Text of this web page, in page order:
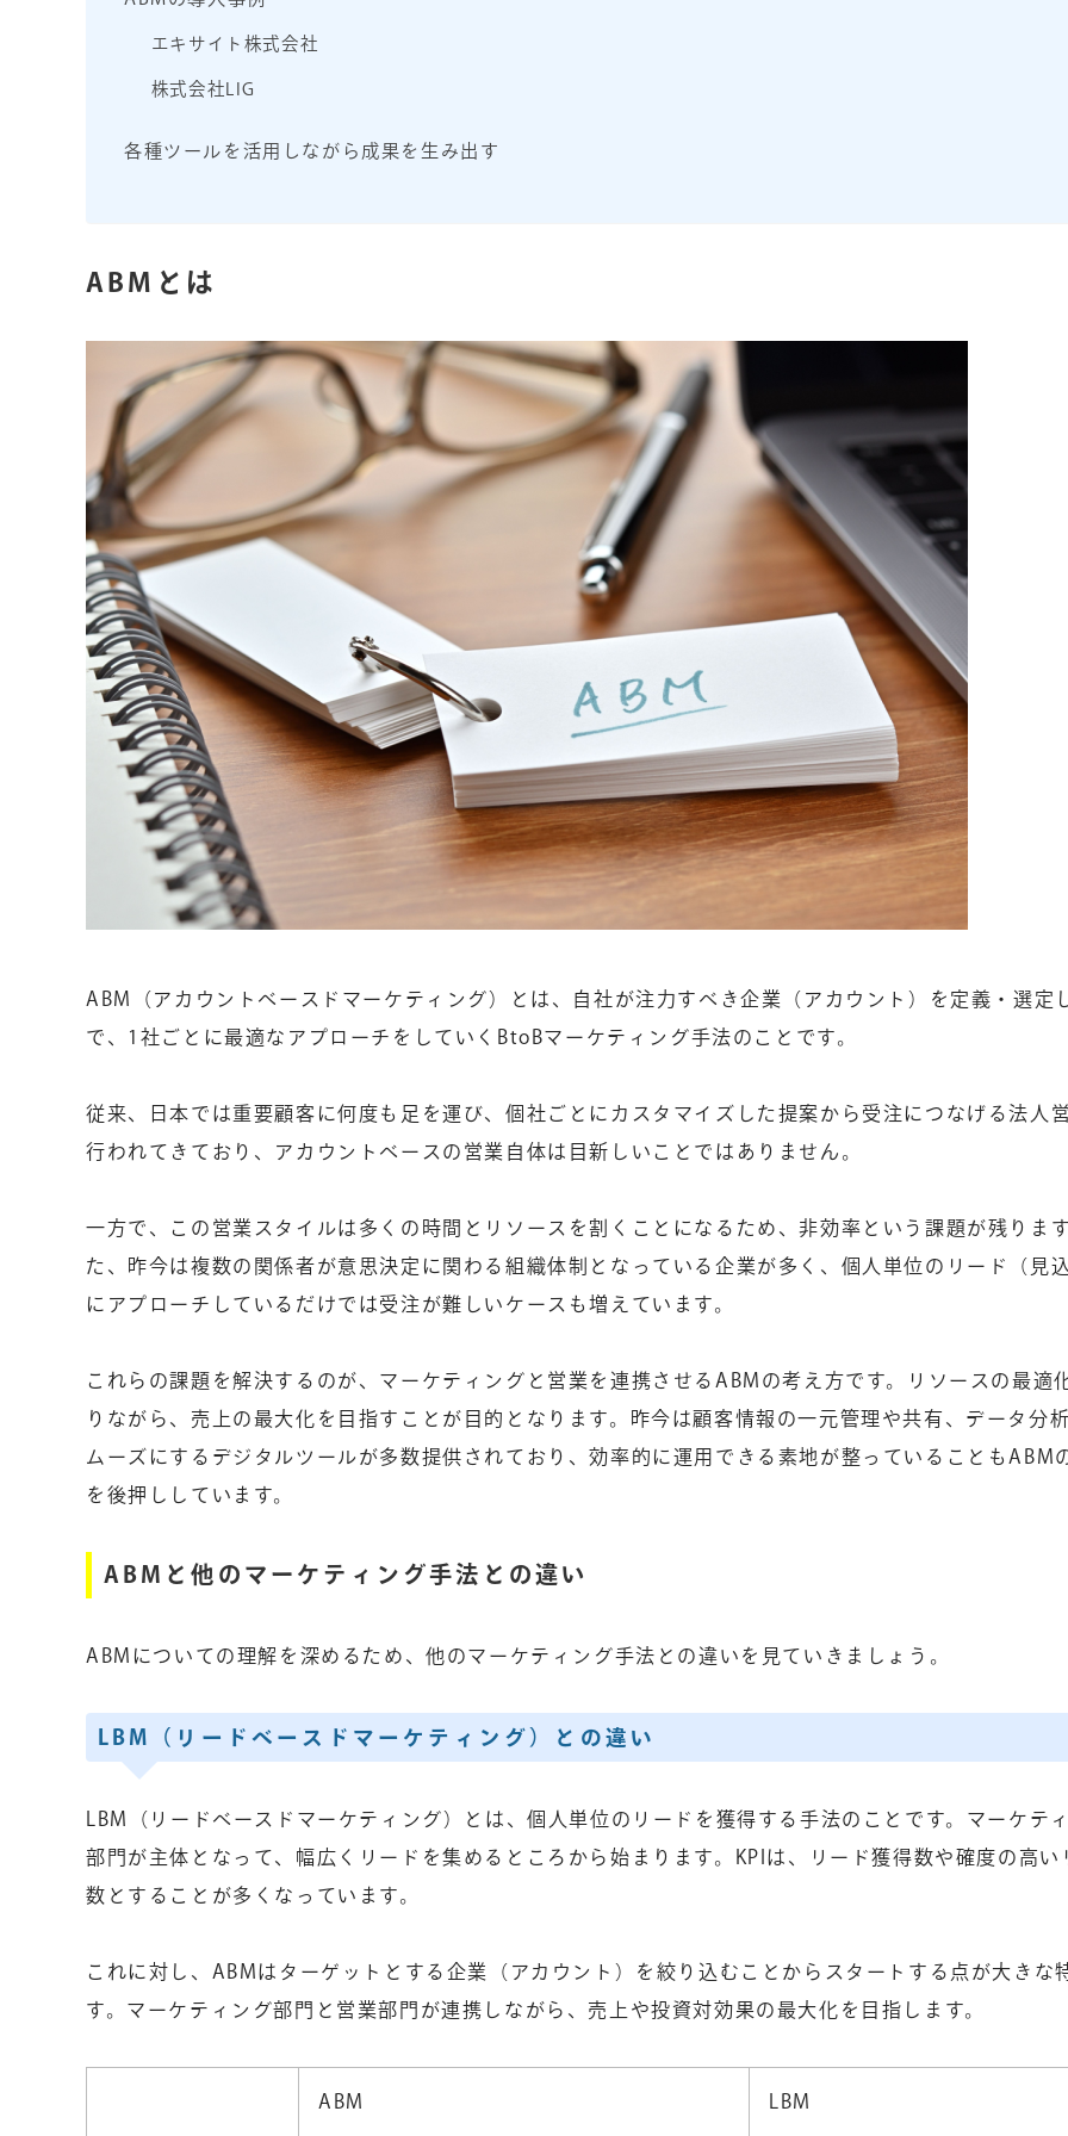
エキサイト株式会社
株式会社LIG
各種ツールを活用しながら成果を生み出す
ABMとは
ABM（アカウントベースドマーケティング）とは、自社が注力すべき企業（アカウント）を定義・選定
で、1社ごとに最適なアプローチをしていくBtoBマーケティング手法のことです。
従来、日本では重要顧客に何度も足を運び、個社ごとにカスタマイズした提案から受注につなげる法人
行われてきており、アカウントベースの営業自体は目新しいことではありません。
一方で、この営業スタイルは多くの時間とリソースを割くことになるため、非効率という課題が残りま
た、昨今は複数の関係者が意思決定に関わる組織体制となっている企業が多く、個人単位のリード（見
にアプローチしているだけでは受注が難しいケースも増えています。
これらの課題を解決するのが、マーケティングと営業を連携させるABMの考え方です。リソースの最適
りながら、売上の最大化を目指すことが目的となります。昨今は顧客情報の一元管理や共有、データ分
ムーズにするデジタルツールが多数提供されており、効率的に運用できる素地が整っていることもABM
を後押ししています。
ABMと他のマーケティング手法との違い
ABMについての理解を深めるため、他のマーケティング手法との違いを見ていきましょう。
LBM（リードベースドマーケティング）との違い
LBM（リードベースドマーケティング）とは、個人単位のリードを獲得する手法のことです。マーケテ
部門が主体となって、幅広くリードを集めるところから始まります。KPIは、リード獲得数や確度の高い
数とすることが多くなっています。
これに対し、ABMはターゲットとする企業（アカウント）を絞り込むことからスタートする点が大きな
す。マーケティング部門と営業部門が連携しながら、売上や投資対効果の最大化を目指します。
ABM LBM